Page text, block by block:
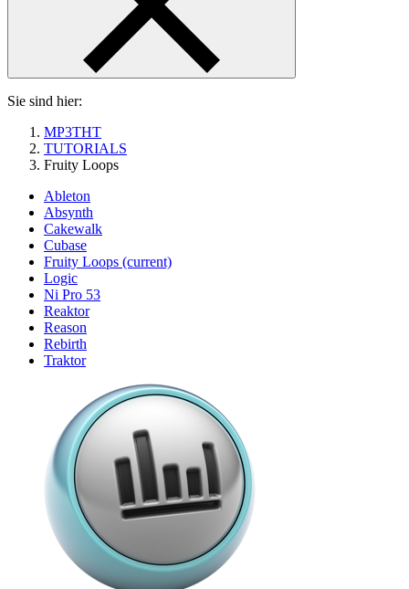
Sie sind hier:
MP3THT
TUTORIALS
Fruity Loops
Ableton
Absynth
Cakewalk
Cubase
Fruity Loops (current)
Logic
Ni Pro 53
Reaktor
Reason
Rebirth
Traktor